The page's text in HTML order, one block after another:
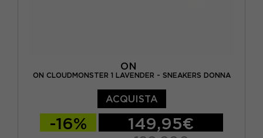
ON
ON CLOUDMONSTER 1 LAVENDER - SNEAKERS DONNA
ACQUISTA
-16% 149,95€